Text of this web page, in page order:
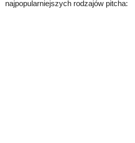
najpopularniejszych rodzajów pitcha: